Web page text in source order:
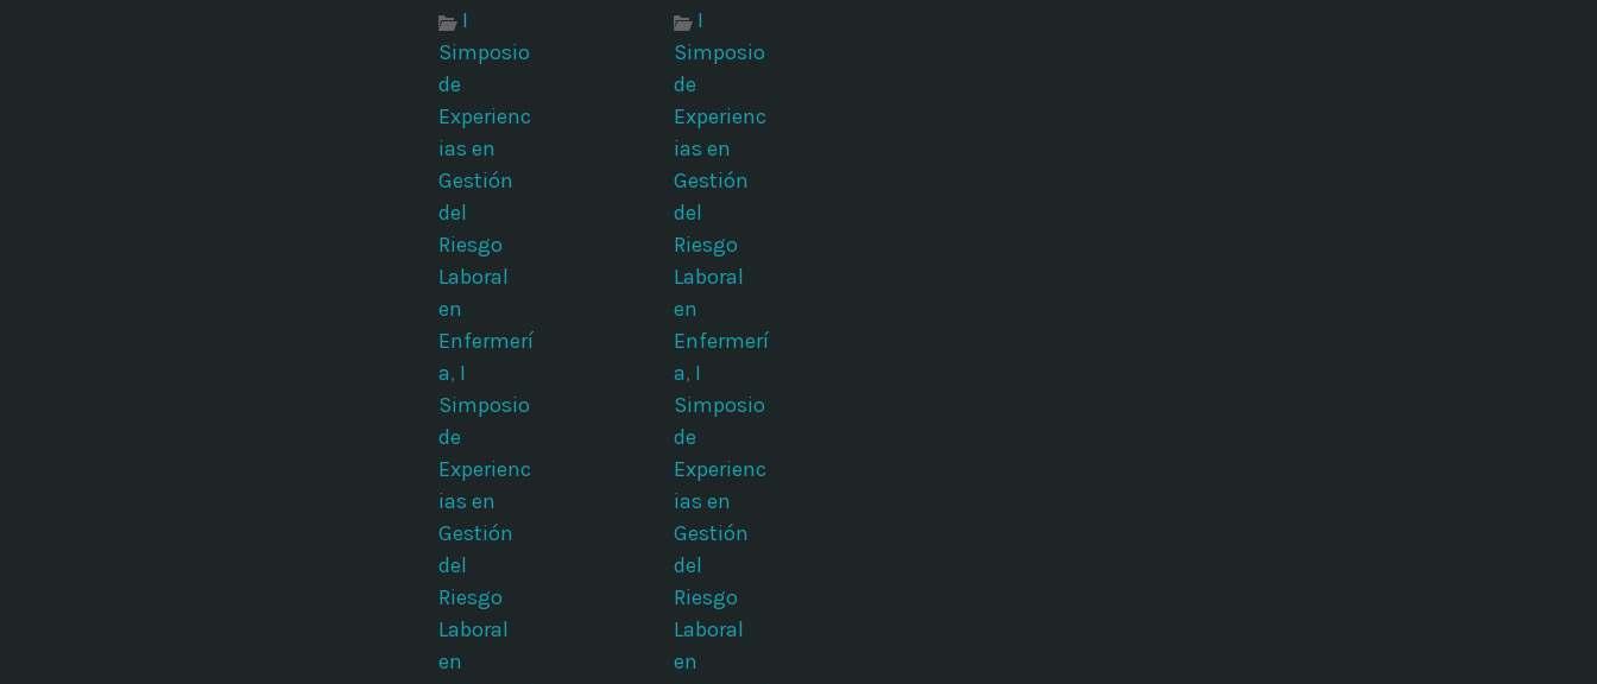
I
Simposio
de
Experienc
ias en
Gestión
del
Riesgo
Laboral
en
Enfermerí
a, I
Simposio
de
Experienc
ias en
Gestión
del
Riesgo
Laboral
en
I
Simposio
de
Experienc
ias en
Gestión
del
Riesgo
Laboral
en
Enfermerí
a, I
Simposio
de
Experienc
ias en
Gestión
del
Riesgo
Laboral
en